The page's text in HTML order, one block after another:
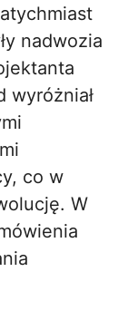
nadwozia
wyróżniał
co w
W